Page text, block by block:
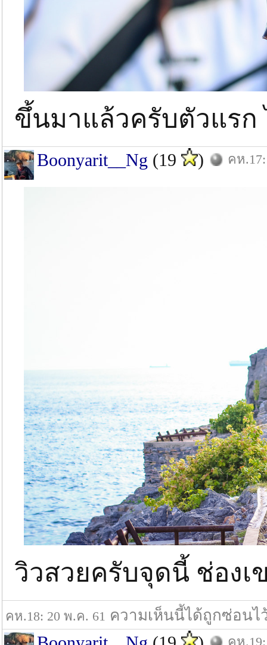
ขึ้นมาแล้วครับตัวแรก
Boonyarit__Ng (19 ) คห
วิวสวยครับจุดนี้ ช่อง
คห.18: 20 พ.ค. 61 ความเห็นนี้ได้ถูกซ่อนไ
คห